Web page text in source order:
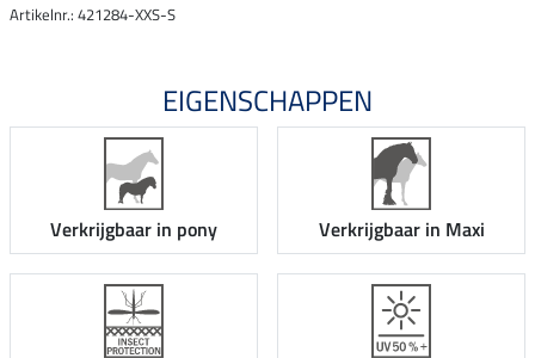
Artikelnr.: 421284-XXS-S
EIGENSCHAPPEN
Verkrijgbaar in pony Verkrijgbaar in Maxi